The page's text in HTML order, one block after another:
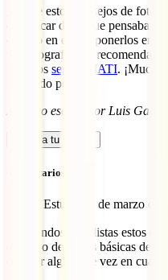
¿A que estos consejos de
de aplicar de lo que
destino en el que ponerlos en
tus fotografías, te
nuestros seguros IATI. ¡Mucho
resultado posible!
Artículo escrito por Luis Gago,
Calcula tu seguro
Comentarios (2)
Daicar Estudio 20 de marzo de
Estupendos y realistas estos
este tipo de reglas básicas de
escapar alguna de vez en